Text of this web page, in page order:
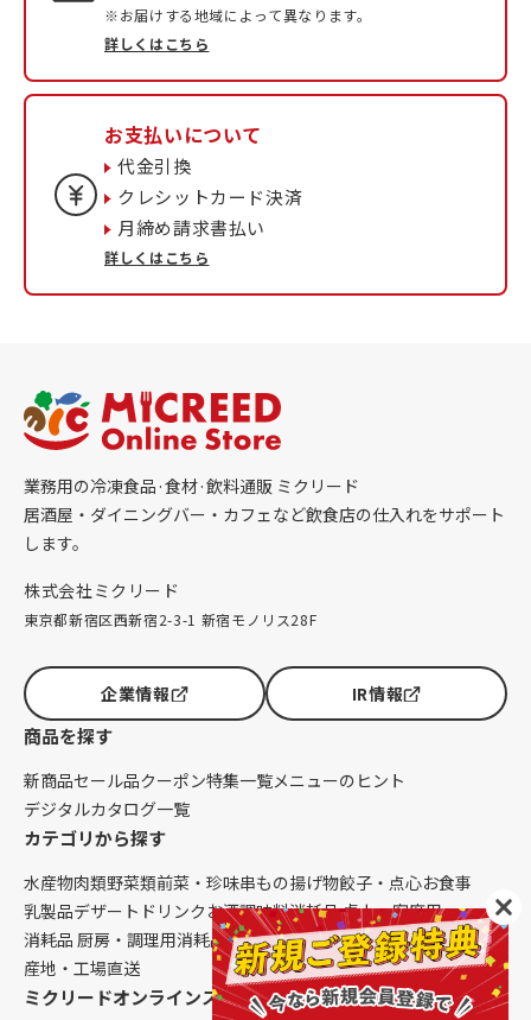
※お届けする地域によって異なります。
詳しくはこちら
お支払いについて
代金引換
クレシットカード決済
月締め請求書払い
詳しくはこちら
業務用の冷凍食品·食材·飲料通販 ミクリード
居酒屋・ダイニングバー・カフェなど飲食店の仕入れをサポート
します。
株式会社ミクリード
東京都新宿区西新宿2-3-1 新宿モノリス28F
企業情報 IR情報
商品を探す
新商品セール品クーポン特集一覧メニューのヒント
デジタルカタログ一覧
カテゴリから探す
水産物肉類野菜類前菜・珍味串もの揚げ物餃子・点心お食事
乳製品デザート ドリンク お酒調味料消耗品 卓上・客席用
消耗品 厨房・調理用消耗品 クレンリネス生鮮品（配送便限定）
産地・工場直送
ミクリードオンラインストアについて